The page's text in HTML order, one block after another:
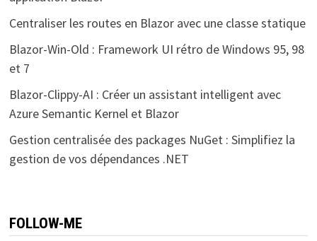
Centraliser les routes en Blazor avec une classe statique
Blazor-Win-Old : Framework UI rétro de Windows 95, 98
et 7
Blazor-Clippy-AI : Créer un assistant intelligent avec
Azure Semantic Kernel et Blazor
Gestion centralisée des packages NuGet : Simplifiez la
gestion de vos dépendances .NET
FOLLOW-ME